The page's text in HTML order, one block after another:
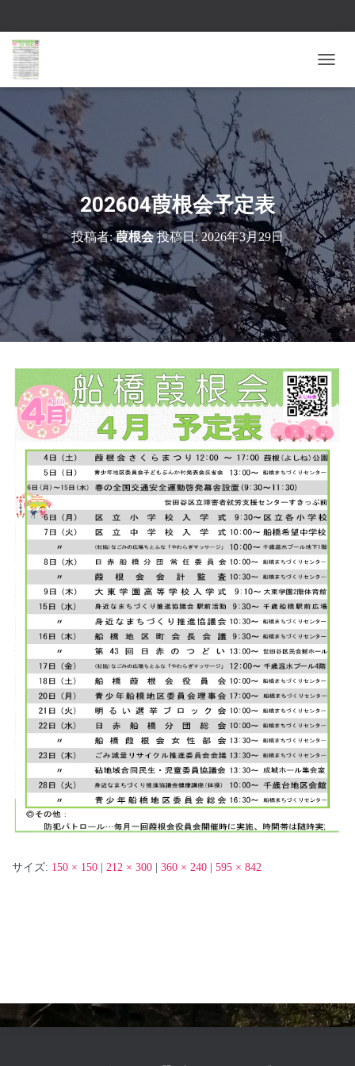
ビ
ン
を
切
り
替
え
202604葭根会予定表
投稿者:葭根会投稿日:2026年3月29日
サイズ: 150 × 150 | 212 × 300 | 360 × 240 | 595 × 842